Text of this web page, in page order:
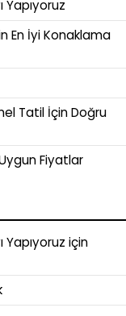
Yapıyoruz
En İyi Konaklama
Tatil İçin Doğru
Fiyatlar
Yapıyoruz için